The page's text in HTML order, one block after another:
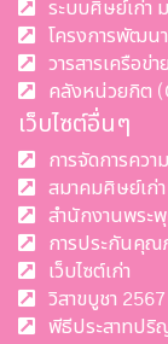
ระบบศิษย์เก่า
โครงการพัฒน
วารสารเครือข่
คลังหน่วยกิต
เว็บไซต์อื่นๆ
การจัดการควา
สมาคมศิษย์เก่า
สำนักงานพระ
การประกันคุณ
เว็บไซต์เก่า
วิสาขบูชา 2567
พีธีประสาทป